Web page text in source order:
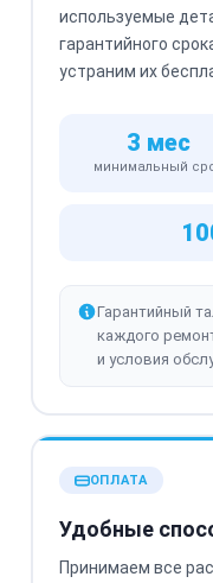
используемые
гарантийного
устраним их
3 мес
минимальный
Гарантийный
каждого
и условия
ОПЛАТА
Удобные
Принимаем все